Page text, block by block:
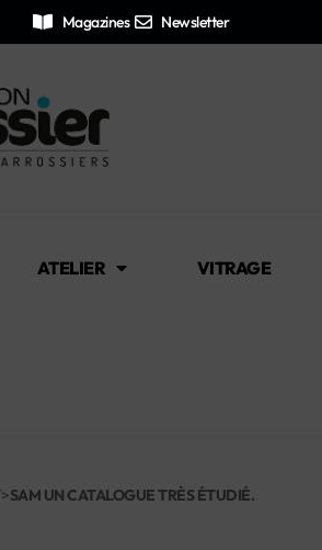
Magazines Newsletter
ATELIER VITRAGE
>SAM UN CATALOGUE TRÈS ÉTUDIÉ.